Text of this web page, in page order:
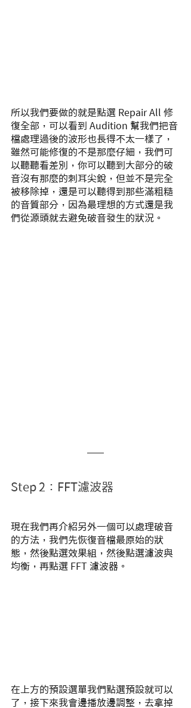
所以我們要做的就是點選 Repair All 修
復全部，可以看到 Audition 幫我們把音
檔處理過後的波形也長得不太一樣了，
雖然可能修復的不是那麼仔細，我們可
以聽聽看差別，你可以聽到大部分的破
音沒有那麼的刺耳尖銳，但並不是完全
被移除掉，還是可以聽得到那些滿粗糙
的音質部分，因為最理想的方式還是我
們從源頭就去避免破音發生的狀況。
Step 2：FFT濾波器
現在我們再介紹另外一個可以處理破音
的方法，我們先恢復音檔最原始的狀
態，然後點選效果組，然後點選濾波與
均衡，再點選 FFT 濾波器。
在上方的預設選單我們點選預設就可以
了，接下來我會邊播放邊調整，去拿掉